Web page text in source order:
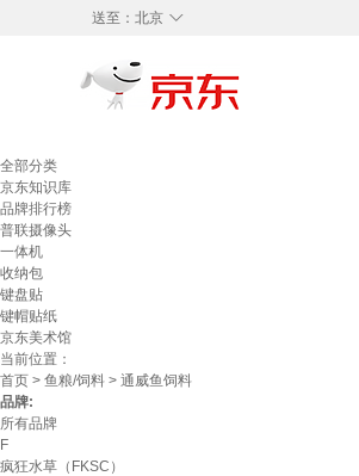
◇
送至： 北京
全部分类
京东知识库
品牌排行榜
普联摄像头
一体机
收纳包
键盘贴
键帽贴纸
京东美术馆
当前位置：
首页 > 鱼粮/饲料 > 通威鱼饲料
品牌:
所有品牌
F
疯狂水草（FKSC）